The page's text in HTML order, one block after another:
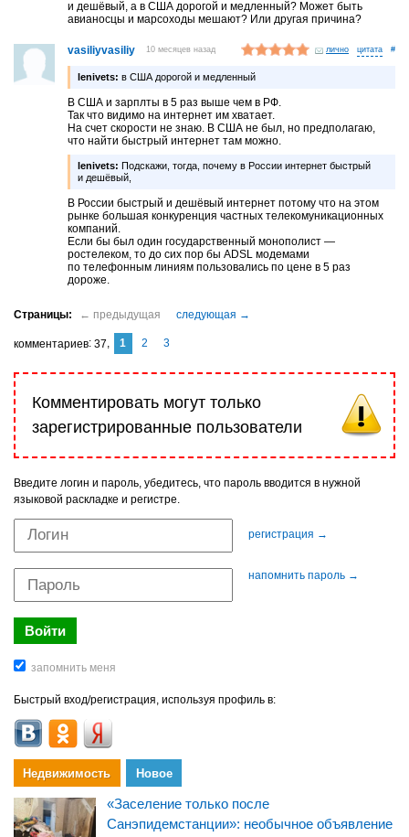
и дешёвый, а в США дорогой и медленный? Может быть
авианосцы и марсоходы мешают? Или другая причина?
vasiliyvasiliy 10 месяцев назад лично #
lenivets: в США дорогой и медленный
В США и зарплты в 5 раз выше чем в РФ.
Так что видимо на интернет им хватает.
На счет скорости не знаю. В США не был, но предполагаю,
что найти быстрый интернет там можно.
lenivets: Подскажи, тогда, почему в России интернет быстрый
и дешёвый,
В России быстрый и дешёвый интернет потому что на этом
рынке большая конкуренция частных телекомуникационных
компаний.
Если бы был один государственный монополист —
ростелеком, то до сих пор бы ADSL модемами
по телефонным линиям пользовались по цене в 5 раз
дороже.
комментариев 37 1 2 3
Комментировать могут только
зарегистрированные пользователи
Введите логин и пароль, убедитесь, что пароль вводится в нужной
языковой раскладке и регистре.
регистрация →
напомнить пароль →
Быстрый вход/регистрация, используя профиль в:
Недвижимость Новое
«Заселение только после
Санэпидемстанции»: необычное объявление